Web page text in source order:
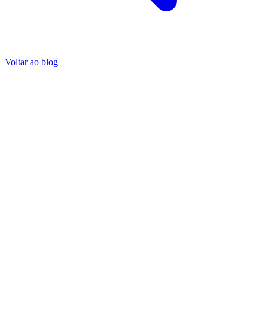
Voltar ao blog